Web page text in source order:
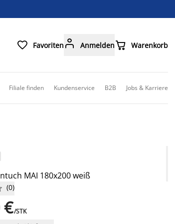
 Favoriten  Anmelden Warenkorb
Filiale finden Kundenservice B2B Jobs & Karriere
MAI 180x200 weiß
(0)
€/STK